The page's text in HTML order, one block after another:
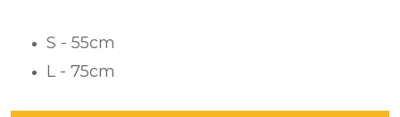
S - 55cm
L - 75cm